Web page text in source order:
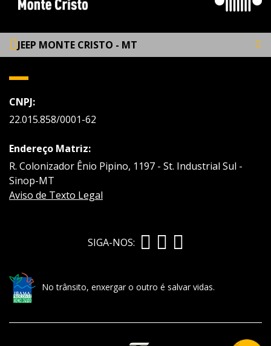
JEEP MONTE CRISTO - MT
CNPJ:
22.015.858/0001-62
Endereço Matriz:
R. Colonizador Ênio Pipino, 1197 - St. Industrial Sul -
Sinop-MT
Aviso de Texto Legal
SIGA-NOS:
No trânsito, enxergar o outro é salvar vidas.